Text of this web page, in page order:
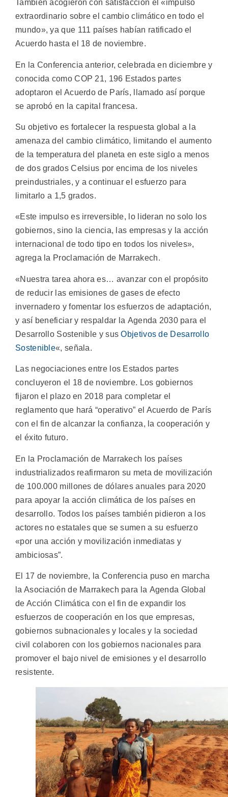
También acogieron con satisfacción el «impulso
extraordinario sobre el cambio climático en todo el
mundo», ya que 111 países habían ratificado el
Acuerdo hasta el 18 de noviembre.
En la Conferencia anterior, celebrada en diciembre y
conocida como COP 21, 196 Estados partes
adoptaron el Acuerdo de París, llamado así porque
se aprobó en la capital francesa.
Su objetivo es fortalecer la respuesta global a la
amenaza del cambio climático, limitando el aumento
de la temperatura del planeta en este siglo a menos
de dos grados Celsius por encima de los niveles
preindustriales, y a continuar el esfuerzo para
limitarlo a 1,5 grados.
«Este impulso es irreversible, lo lideran no solo los
gobiernos, sino la ciencia, las empresas y la acción
internacional de todo tipo en todos los niveles»,
agrega la Proclamación de Marrakech.
«Nuestra tarea ahora es… avanzar con el propósito
de reducir las emisiones de gases de efecto
invernadero y fomentar los esfuerzos de adaptación,
y así beneficiar y respaldar la Agenda 2030 para el
Desarrollo Sostenible y susObjetivos de Desarrollo
Sostenible«, señala.
Las negociaciones entre los Estados partes
concluyeron el 18 de noviembre. Los gobiernos
fijaron el plazo en 2018 para completar el
reglamento que hará “operativo” el Acuerdo de París
con el fin de alcanzar la confianza, la cooperación y
el éxito futuro.
En la Proclamación de Marrakech los países
industrializados reafirmaron su meta de movilización
de 100.000 millones de dólares anuales para 2020
para apoyar la acción climática de los países en
desarrollo. Todos los países también pidieron a los
actores no estatales que se sumen a su esfuerzo
«por una acción y movilización inmediatas y
ambiciosas”.
El 17 de noviembre, la Conferencia puso en marcha
la Asociación de Marrakech para la Agenda Global
de Acción Climática con el fin de expandir los
esfuerzos de cooperación en los que empresas,
gobiernos subnacionales y locales y la sociedad
civil colaboren con los gobiernos nacionales para
promover el bajo nivel de emisiones y el desarrollo
resistente.